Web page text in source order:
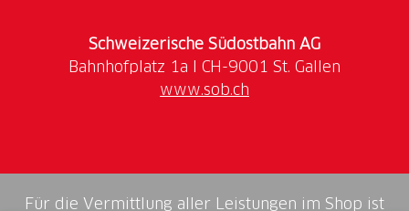
Schweizerische Südostbahn AG
www.sob.ch
Für die Vermittlung aller Leistungen im Shop ist